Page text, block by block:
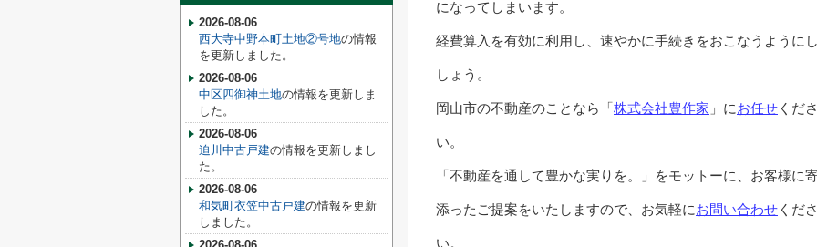
になってしまいます。
経費算入を有効に利用し、速やかに手続きをおこなうように
しょう。
岡山市の不動産のことなら「株式会社豊作家 」にお任せ くださ
い。
「不動産を通して豊かな実りを。」をモットーに、お客様に
添ったご提案をいたしますので、お気軽にお問い合わせ くださ
い。
2026-08-06
西大寺中野本町土地②号地の情報
を更新しました。
2026-08-06
中区四御神土地の情報を更新しま
した。
2026-08-06
迫川中古戸建の情報を更新しまし
た。
2026-08-06
和気町衣笠中古戸建の情報を更新
しました。